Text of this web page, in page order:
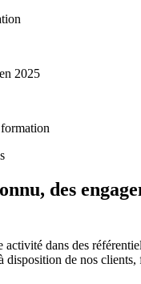
2025
des
dans des
disposition de nos clients,